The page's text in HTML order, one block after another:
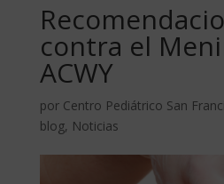
contra el
ACWY
por Centro Pediátrico San
blog, Noticias